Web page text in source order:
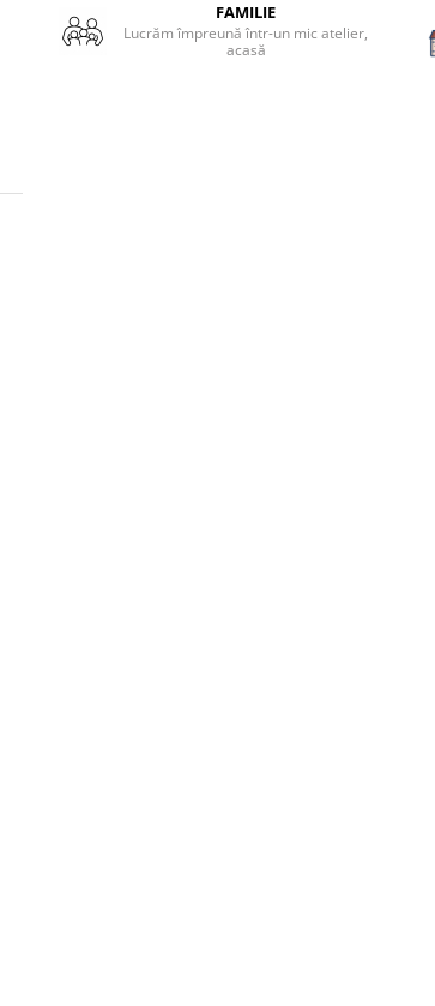
FAMILIE
Lucrăm împreună într-un mic atelier,
acasă